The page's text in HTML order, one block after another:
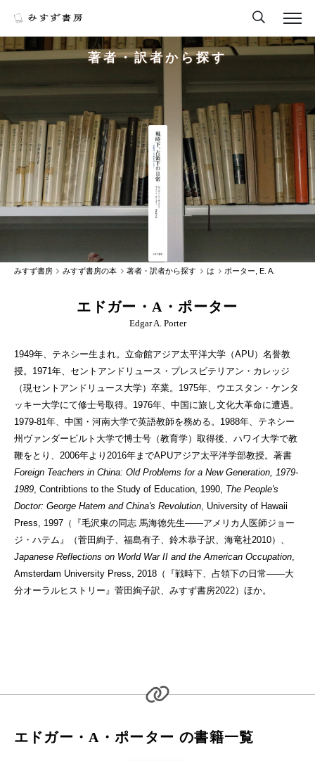
著者・訳者から探す
みすず書房 みすず書房の本 著者・訳者から探す は ポーター, E. A.
エドガー・A・ポーター
Edgar A. Porter
1949年、テネシー生まれ。立命館アジア太平洋大学（APU）名誉教
授。1971年、セントアンドリュース・プレスビテリアン・カレッジ
（現セントアンドリュース大学）卒業。1975年、ウエスタン・ケンタ
ッキー大学にて修士号取得。1976年、中国に旅し文化大革命に遭遇。
1979-81年、中国・河南大学で英語教師を務める。1988年、テネシー
州ヴァンダービルト大学で博士号（教育学）取得後、ハワイ大学で教
鞭をとり、2006年より2016年までAPUアジア太平洋学部教授。著書
Foreign Teachers in China: Old Problems for a New Generation, 1979-
1989, Contribtions to the Study of Education, 1990, The People's
Doctor: George Hatem and China's Revolution, University of Hawaii
Press, 1997（『毛沢東の同志 馬海徳先生――アメリカ人医師ジョー
ジ・ハテム』（菅田絢子、福島有子、鈴木恭子訳、海竜社2010）、
Japanese Reflections on World War II and the American Occupation,
Amsterdam University Press, 2018（『戦時下、占領下の日常――大
分オーラルヒストリー』菅田絢子訳、みすず書房2022）ほか。
エドガー・A・ポーター の書籍一覧